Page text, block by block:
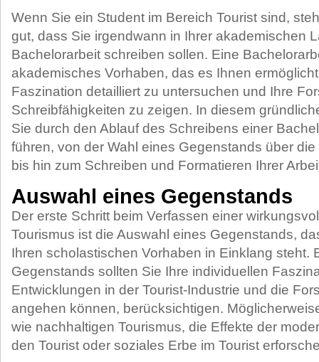
Wenn Sie ein Student im Bereich Tourist sind,
gut, dass Sie irgendwann in Ihrer akademischen
Bachelorarbeit schreiben sollen. Eine
akademisches Vorhaben, das es Ihnen
Faszination detailliert zu untersuchen und Ihre
Schreibfähigkeiten zu zeigen. In diesem
Sie durch den Ablauf des Schreibens einer
führen, von der Wahl eines Gegenstands über
bis hin zum Schreiben und Formatieren Ihrer
Auswahl eines Gegenstands
Der erste Schritt beim Verfassen einer
Tourismus ist die Auswahl eines Gegenstands,
Ihren scholastischen Vorhaben in Einklang steht.
Gegenstands sollten Sie Ihre individuellen
Entwicklungen in der Tourist-Industrie und die
angehen können, berücksichtigen.
wie nachhaltigen Tourismus, die Effekte der
den Tourist oder soziales Erbe im Tourist